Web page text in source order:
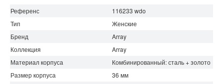
Референс
116233 wdo
Тип
Женские
Бренд
Array
Коллекция
Array
Материал корпуса
Комбинированный: сталь + золото
Размер корпуса
36 мм